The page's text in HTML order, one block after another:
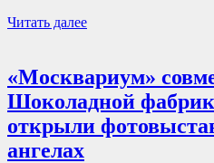
Читать далее
«Москвариум»
Шоколадной
открыли
ангелах